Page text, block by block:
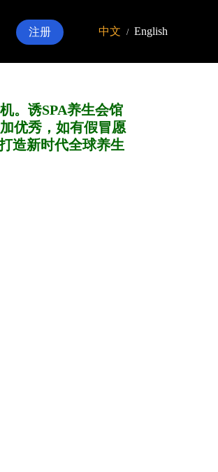
注册 中文 / English
。诱SPA养生会馆
优秀，如有假冒愿
造新时代全球养生